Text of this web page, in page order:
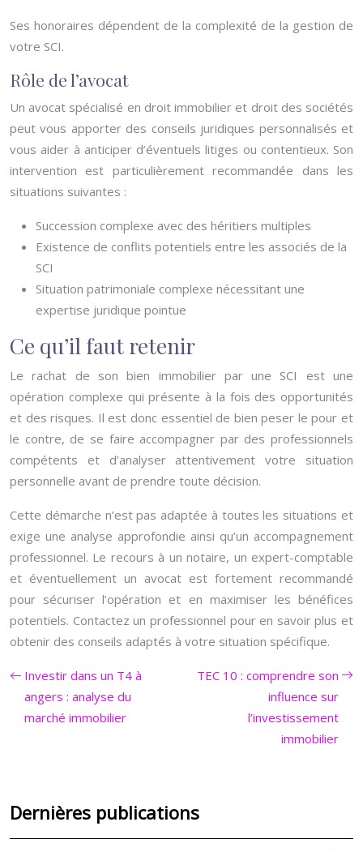
Ses honoraires dépendent de la complexité de la gestion de
votre SCI.
Rôle de l’avocat
Un avocat spécialisé en droit immobilier et droit des sociétés
peut vous apporter des conseils juridiques personnalisés et
vous aider à anticiper d’éventuels litiges ou contentieux. Son
intervention est particulièrement recommandée dans les
situations suivantes :
Succession complexe avec des héritiers multiples
Existence de conflits potentiels entre les associés de la
SCI
Situation patrimoniale complexe nécessitant une
expertise juridique pointue
Ce qu’il faut retenir
Le rachat de son bien immobilier par une SCI est une
opération complexe qui présente à la fois des opportunités
et des risques. Il est donc essentiel de bien peser le pour et
le contre, de se faire accompagner par des professionnels
compétents et d’analyser attentivement votre situation
personnelle avant de prendre toute décision.
Cette démarche n’est pas adaptée à toutes les situations et
exige une analyse approfondie ainsi qu’un accompagnement
professionnel. Le recours à un notaire, un expert-comptable
et éventuellement un avocat est fortement recommandé
pour sécuriser l’opération et en maximiser les bénéfices
potentiels. Contactez un professionnel pour en savoir plus et
obtenir des conseils adaptés à votre situation spécifique.
Investir dans un T4 à
angers : analyse du
marché immobilier
TEC 10 : comprendre son
influence sur
l’investissement
immobilier
Dernières publications